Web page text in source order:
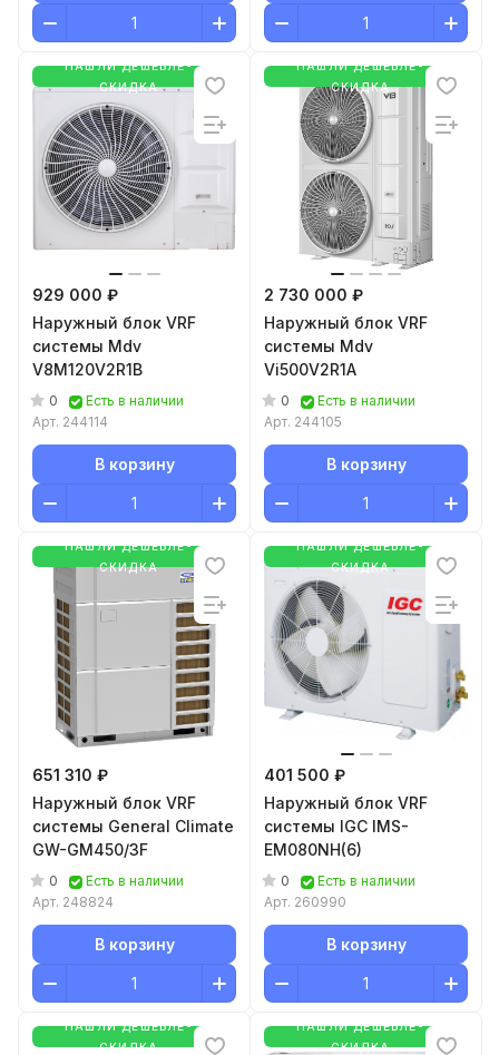
НАШЛИ ДЕШЕВЛЕ-
СКИДКА
929 000 ₽
Наружный блок VRF
системы Mdv
V8M120V2R1B
0
Есть в наличии
Арт. 244114
В корзину
НАШЛИ ДЕШЕВЛЕ-
СКИДКА
2 730 000 ₽
Наружный блок VRF
системы Mdv
Vi500V2R1A
0
Есть в наличии
Арт. 244105
В корзину
НАШЛИ ДЕШЕВЛЕ-
СКИДКА
651 310 ₽
Наружный блок VRF
системы General Climate
GW-GM450/3F
0
Есть в наличии
Арт. 248824
В корзину
НАШЛИ ДЕШЕВЛЕ-
СКИДКА
401 500 ₽
Наружный блок VRF
системы IGC IMS-
EM080NH(6)
0
Есть в наличии
Арт. 260990
В корзину
НАШЛИ ДЕШЕВЛЕ-
СКИДКА
НАШЛИ ДЕШЕВЛЕ-
СКИДКА